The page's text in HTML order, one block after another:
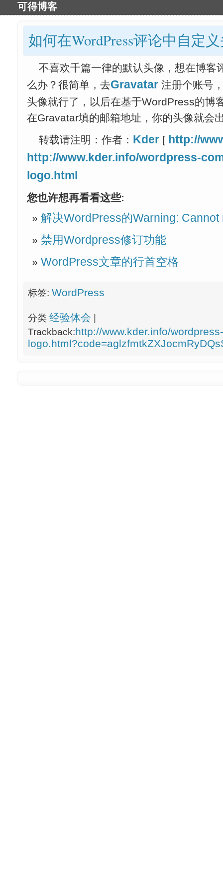
可得博客
如何在WordPress评论中自定
不喜欢千篇一律的默认头像，想在博客
么办？很简单，去Gravatar 注册个账号
头像就行了，以后在基于WordPress的博
在Gravatar填的邮箱地址，你的头像就会
转载请注明：作者： Kder [ http://
http://www.kder.info/wordpress-
logo.html
您也许想再看看这些:
解决WordPress的Warning:
禁用Wordpress修订功能
WordPress文章的行首空格
标签: WordPress
分类 经验体会
Trackback:http://www.kder.info/